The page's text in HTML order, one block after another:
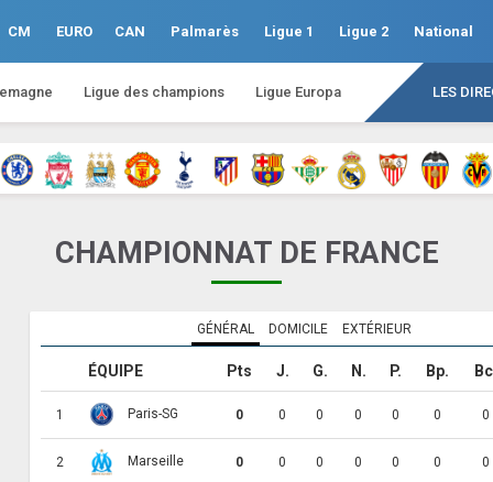
CM EURO CAN Palmarès Ligue 1 Ligue 2 National
Ligue des champions Ligue Europa LES
CHAMPIONNAT DE FRANCE
GÉNÉRAL DOMICILE EXTÉRIEUR
ÉQUIPE Pts J. G. N. P. Bp.
1 Paris-SG 0 0 0 0 0 0 0
2 Marseille 0 0 0 0 0 0 0